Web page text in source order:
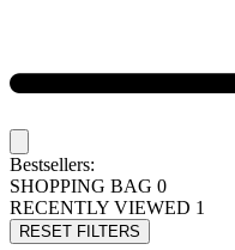
Bestsellers:
SHOPPING BAG 0
RECENTLY VIEWED 1
RESET FILTERS